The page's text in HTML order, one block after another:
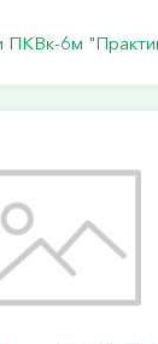
ПКВк-6м